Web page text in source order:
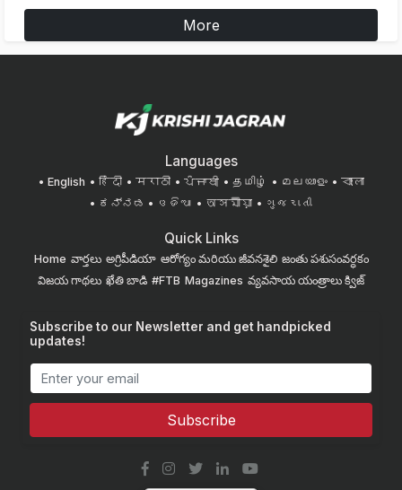
More
Languages
English हिंदी मराठी ਪੰਜਾਬੀ தமிழ் മലയാളം
বাংলা
ಕನ್ನಡ
ଓଡିଆ অসমীয়া ગુજરાતી
Quick Links
Home వార్తలు అగ్రిపీడియా ఆరోగ్యం మరియు జీవనశైలి జంతు పశుసంవర్ధకం
విజయ గాథలు ఖేతి బాడి #FTB Magazines వ్యవసాయ యంత్రాలు క్విజ్
Subscribe to our Newsletter and get handpicked
updates!
Subscribe